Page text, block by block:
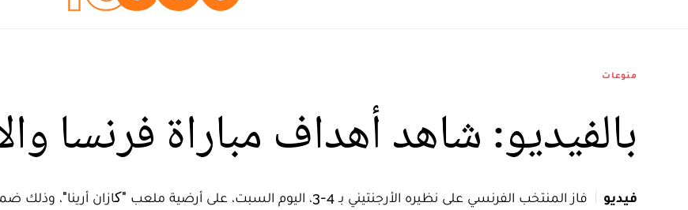
منوعات
بالفيديو: شاهد أهداف مباراة فرنسا
فيديو
فاز المنتخب الفرنسي على نظيره الأرجنتيني بـ 4-3، اليوم السبت، على أرضية